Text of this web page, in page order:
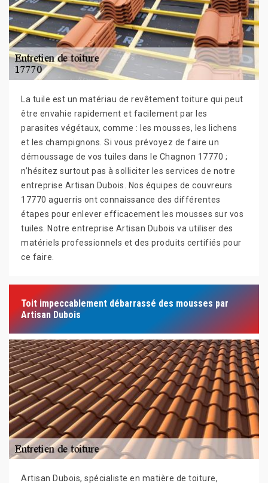
La tuile est un matériau de revêtement toiture qui peut
être envahie rapidement et facilement par les
parasites végétaux, comme : les mousses, les lichens
et les champignons. Si vous prévoyez de faire un
démoussage de vos tuiles dans le Chagnon 17770 ;
n’hésitez surtout pas à solliciter les services de notre
entreprise Artisan Dubois. Nos équipes de couvreurs
17770 aguerris ont connaissance des différentes
étapes pour enlever efficacement les mousses sur vos
tuiles. Notre entreprise Artisan Dubois va utiliser des
matériels professionnels et des produits certifiés pour
ce faire.
Toit impeccablement débarrassé des mousses par
Artisan Dubois
Artisan Dubois, spécialiste en matière de toiture,